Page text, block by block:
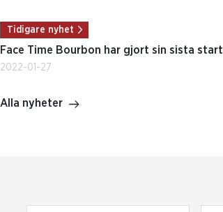
Tidigare nyhet
Face Time Bourbon har gjort sin sista start
2022-01-27
Alla nyheter